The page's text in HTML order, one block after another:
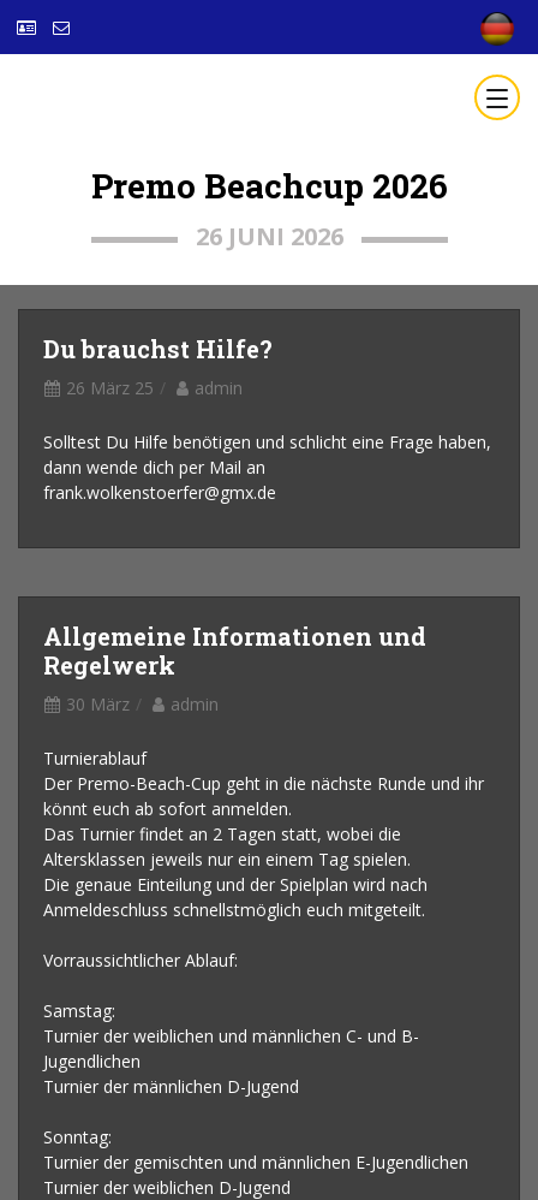
Premo Beachcup 2026
26 JUNI 2026
Du brauchst Hilfe?
26 März 25 admin
Solltest Du Hilfe benötigen und schlicht eine Frage haben,
dann wende dich per Mail an
frank.wolkenstoerfer@gmx.de
Allgemeine Informationen und
Regelwerk
30 März admin
Turnierablauf
Der Premo-Beach-Cup geht in die nächste Runde und ihr
könnt euch ab sofort anmelden.
Das Turnier findet an 2 Tagen statt, wobei die
Altersklassen jeweils nur ein einem Tag spielen.
Die genaue Einteilung und der Spielplan wird nach
Anmeldeschluss schnellstmöglich euch mitgeteilt.
Vorraussichtlicher Ablauf:
Samstag:
Turnier der weiblichen und männlichen C- und B-
Jugendlichen
Turnier der männlichen D-Jugend
Sonntag:
Turnier der gemischten und männlichen E-Jugendlichen
Turnier der weiblichen D-Jugend